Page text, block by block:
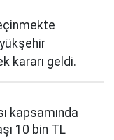
kararı geldi.
kapsamında
10 bin TL